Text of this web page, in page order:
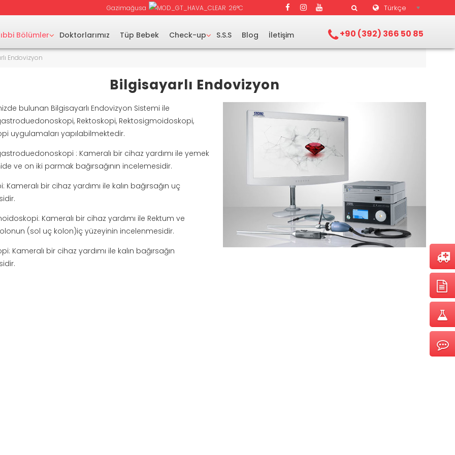
Gazimağusa 26°C Türkçe
+90 (392) 366 50 85
Bölümler Doktorlarımız Tüp Bebek Check-up S.S.S Blog İletişim
Endovizyon
Bilgisayarlı Endovizyon
bulunan Bilgisayarlı Endovizyon Sistemi ile
Rektoskopi, Rektosigmoidoskopi,
uygulamaları yapılabilmektedir.
: Kameralı bir cihaz yardımı ile yemek
ve on iki parmak bağırsağının incelemesidir.
Kameralı bir cihaz yardımı ile kalın bağırsağın uç
Kameralı bir cihaz yardımı ile Rektum ve
(sol uç kolon)iç yüzeyinin incelenmesidir.
Kameralı bir cihaz yardımı ile kalın bağırsağın